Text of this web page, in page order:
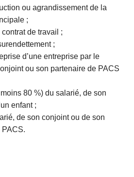
ou agrandissement de la
;
de travail ;
;
d’une entreprise par le
ou son partenaire de PACS
80 %) du salarié, de son
enfant ;
de son conjoint ou de son
PACS.